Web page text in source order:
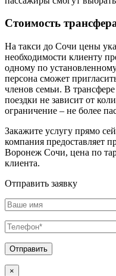
Стоимость
На такси до Сочи цены
необходимости клиенту
одному по
персона сможет
членов семьи. В
поездки не зависит от
ограничение – не более
Закажите услугу прямо
компания предоставляет
Воронеж Сочи, цена по
клиента.
Отправить заявку
×